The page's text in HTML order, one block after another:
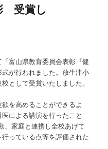
受賞し
富山県教育委員会表彰『健
が行われました。放生津小
として受賞いたしました。
を高めることができるよ
による講演を行ったこと
、家庭と連携し全校あげて
っている点等を評価された